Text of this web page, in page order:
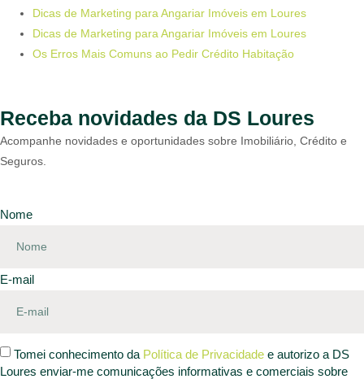
Dicas de Marketing para Angariar Imóveis em Loures
Dicas de Marketing para Angariar Imóveis em Loures
Os Erros Mais Comuns ao Pedir Crédito Habitação
Receba novidades da DS Loures
Acompanhe novidades e oportunidades sobre Imobiliário, Crédito e
Seguros.
Nome
E-mail
Tomei conhecimento da Política de Privacidade e autorizo a DS
Loures enviar-me comunicações informativas e comerciais sobre